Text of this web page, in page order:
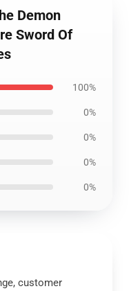
Demon
Sword Of
100%
0%
0%
0%
0%
customer